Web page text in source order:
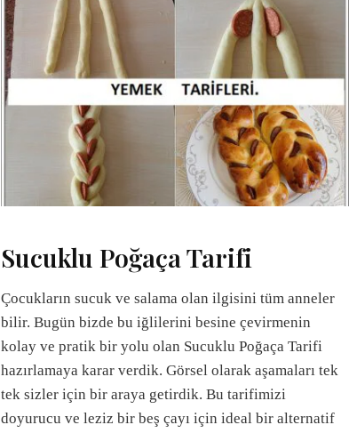
Sucuklu Poğaça Tarifi
Çocukların sucuk ve salama olan ilgisini tüm anneler
bilir. Bugün bizde bu iğlilerini besine çevirmenin
kolay ve pratik bir yolu olan Sucuklu Poğaça Tarifi
hazırlamaya karar verdik. Görsel olarak aşamaları tek
tek sizler için bir araya getirdik. Bu tarifimizi
doyurucu ve leziz bir beş çayı için ideal bir alternatif